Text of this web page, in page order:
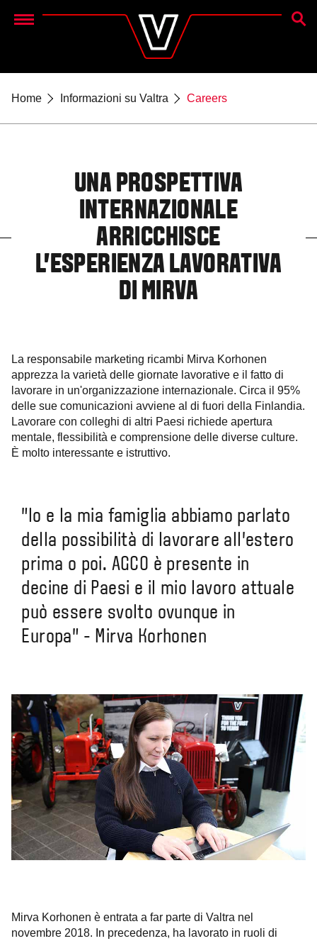
Menu
CERCA
Home Informazioni su Valtra Careers
UNA PROSPETTIVA
INTERNAZIONALE
ARRICCHISCE
L'ESPERIENZA LAVORATIVA
DI MIRVA
La responsabile marketing ricambi Mirva Korhonen
apprezza la varietà delle giornate lavorative e il fatto di
lavorare in un'organizzazione internazionale. Circa il 95%
delle sue comunicazioni avviene al di fuori della Finlandia.
Lavorare con colleghi di altri Paesi richiede apertura
mentale, flessibilità e comprensione delle diverse culture.
È molto interessante e istruttivo.
"Io e la mia famiglia abbiamo parlato
della possibilità di lavorare all'estero
prima o poi. AGCO è presente in
decine di Paesi e il mio lavoro attuale
può essere svolto ovunque in
Europa" - Mirva Korhonen
Mirva Korhonen è entrata a far parte di Valtra nel
novembre 2018. In precedenza, ha lavorato in ruoli di